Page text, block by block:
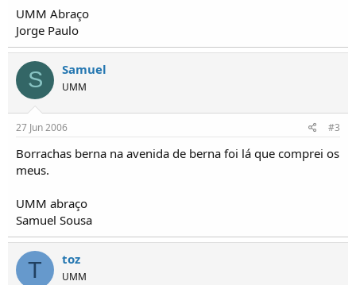
o
s
UMM Abraço
Jorge Paulo
S Samuel
UMM
27 Jun 2006 #3
Borrachas berna na avenida de berna foi lá que comprei os
meus.
UMM abraço
Samuel Sousa
T toz
UMM